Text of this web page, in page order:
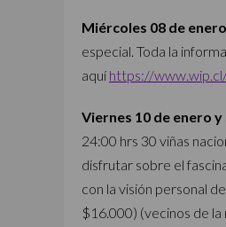
Miércoles 08 de
especial. Toda la
aquí https://
Viernes 10 de enero
24:00 hrs 30 viñas
disfrutar sobre el
con la visión personal
$16.000) (vecinos de